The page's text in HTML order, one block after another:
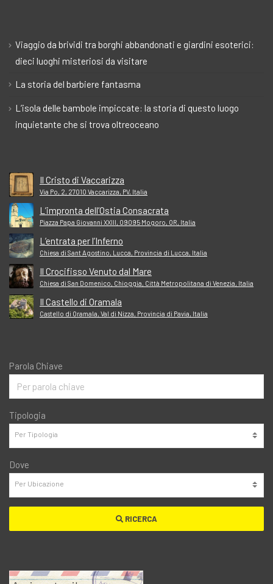
Viaggio da brividi tra borghi abbandonati e giardini esoterici:
dieci luoghi misteriosi da visitare
La storia del barbiere fantasma
L’isola delle bambole impiccate: la storia di questo luogo
inquietante che si trova oltreoceano
Il Cristo di Vaccarizza
Via Po, 2, 27010 Vaccarizza, PV, Italia
L’impronta dell’Ostia Consacrata
Piazza Papa Giovanni XXIII, 09095 Mogoro, OR, Italia
L’entrata per l’Inferno
Chiesa di Sant Agostino, Lucca, Provincia di Lucca, Italia
Il Crocifisso Venuto dal Mare
Chiesa di San Domenico, Chioggia, Città Metropolitana di Venezia, Italia
Il Castello di Oramala
Castello di Oramala, Val di Nizza, Provincia di Pavia, Italia
Parola Chiave
Tipologia
Dove
RICERCA